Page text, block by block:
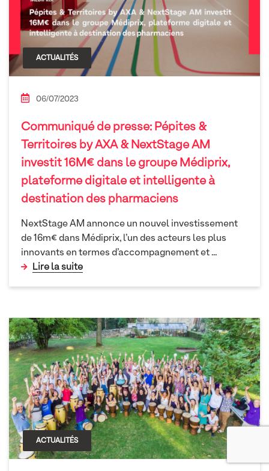
ACTUALITÉS
06/07/2023
Communiqué de presse: Pépites &
Territoires by AXA & NextStage AM
investit 16M€ dans le groupe Médiprix,
plateforme digitale et intelligente à
destination des pharmaciens
NextStage AM annonce un nouvel investissement
de 16m€ dans Médiprix, l’un des acteurs les plus
innovants en termes d’accompagnement et...
Lire la suite
ACTUALITÉS